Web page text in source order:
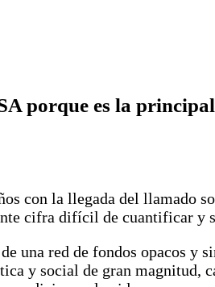
porque es la
con la llegada del llamado
cifra difícil de cuantificar y
una red de fondos opacos y
y social de gran magnitud,